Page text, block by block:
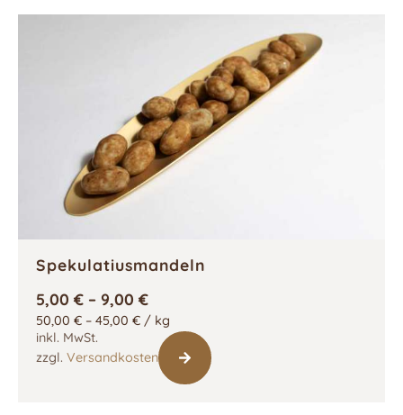
Spekulatiusmandeln
5,00 € – 9,00 €
50,00 € – 45,00 € / kg
inkl. MwSt.
zzgl. Versandkosten